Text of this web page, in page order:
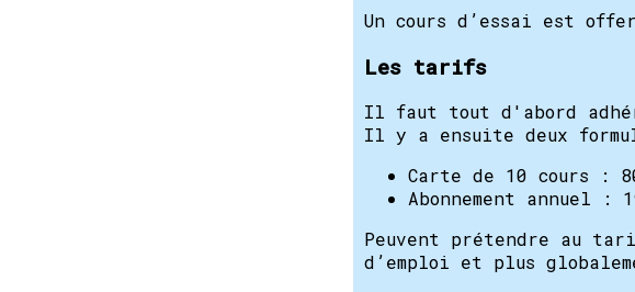
Un cours d’essai est
Les tarifs
Il faut tout d'abord
Il y a ensuite deux
Carte de 10 cours :
Abonnement annuel
Peuvent prétendre au
d’emploi et plus